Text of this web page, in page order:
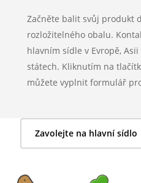
Začněte balit svůj produkt
rozložitelného obalu.
hlavním sídle v Evropě,
státech. Kliknutím na
můžete vyplnit formulář
Zavolejte na hlavní sídlo